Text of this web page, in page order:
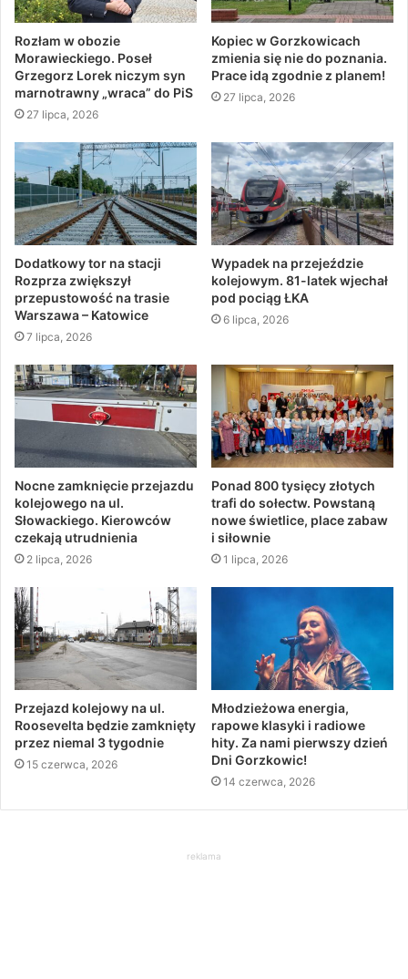
Rozłam w obozie
Morawieckiego. Poseł
Grzegorz Lorek niczym syn
marnotrawny „wraca” do PiS
27 lipca, 2026
Kopiec w Gorzkowicach
zmienia się nie do poznania.
Prace idą zgodnie z planem!
27 lipca, 2026
Dodatkowy tor na stacji
Rozprza zwiększył
przepustowość na trasie
Warszawa – Katowice
7 lipca, 2026
Wypadek na przejeździe
kolejowym. 81-latek wjechał
pod pociąg ŁKA
6 lipca, 2026
Nocne zamknięcie przejazdu
kolejowego na ul.
Słowackiego. Kierowców
czekają utrudnienia
2 lipca, 2026
Ponad 800 tysięcy złotych
trafi do sołectw. Powstaną
nowe świetlice, place zabaw
i siłownie
1 lipca, 2026
Przejazd kolejowy na ul.
Roosevelta będzie zamknięty
przez niemal 3 tygodnie
15 czerwca, 2026
Młodzieżowa energia,
rapowe klasyki i radiowe
hity. Za nami pierwszy dzień
Dni Gorzkowic!
14 czerwca, 2026
reklama